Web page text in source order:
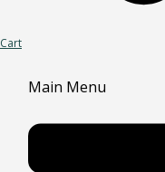
Cart
Main Menu